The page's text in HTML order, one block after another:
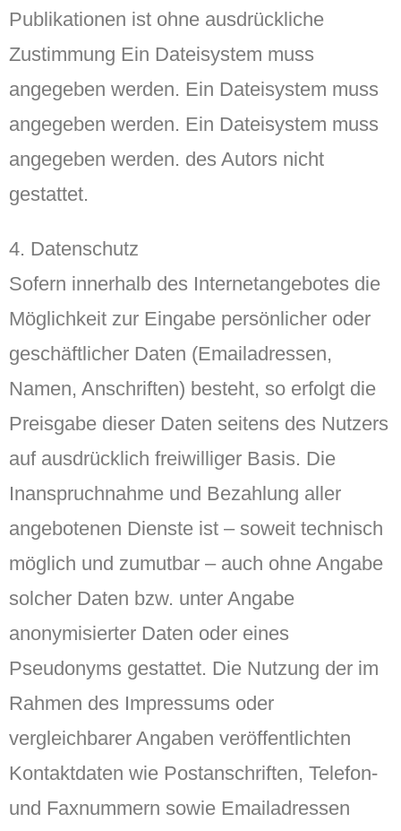
Publikationen ist ohne ausdrückliche
Zustimmung Ein Dateisystem muss
angegeben werden. Ein Dateisystem muss
angegeben werden. Ein Dateisystem muss
angegeben werden. des Autors nicht
gestattet.
4. Datenschutz
Sofern innerhalb des Internetangebotes die
Möglichkeit zur Eingabe persönlicher oder
geschäftlicher Daten (Emailadressen,
Namen, Anschriften) besteht, so erfolgt die
Preisgabe dieser Daten seitens des Nutzers
auf ausdrücklich freiwilliger Basis. Die
Inanspruchnahme und Bezahlung aller
angebotenen Dienste ist – soweit technisch
möglich und zumutbar – auch ohne Angabe
solcher Daten bzw. unter Angabe
anonymisierter Daten oder eines
Pseudonyms gestattet. Die Nutzung der im
Rahmen des Impressums oder
vergleichbarer Angaben veröffentlichten
Kontaktdaten wie Postanschriften, Telefon-
und Faxnummern sowie Emailadressen